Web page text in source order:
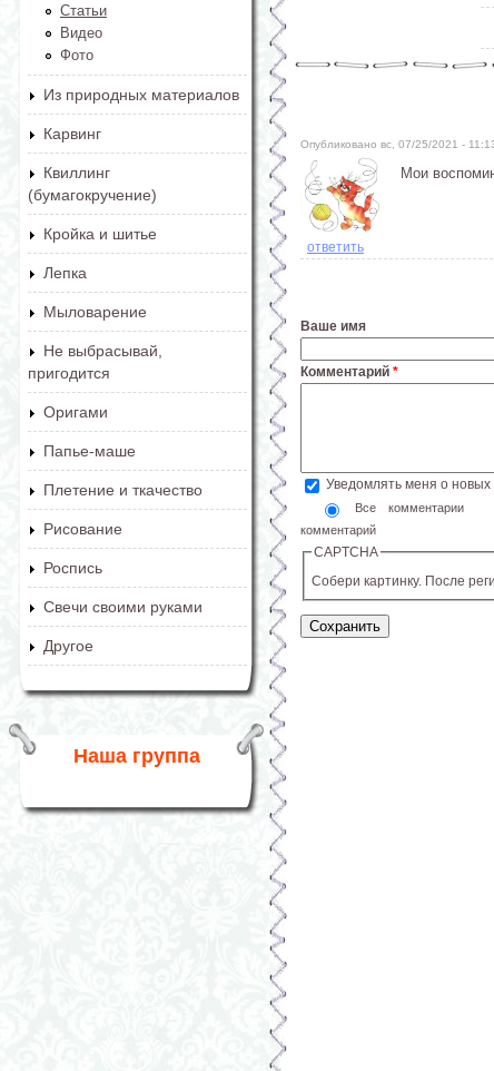
Статьи
Видео
Фото
Из природных материалов
Карвинг
Квиллинг
(бумагокручение)
Кройка и шитье
Лепка
Мыловарение
Не выбрасывай,
пригодится
Оригами
Папье-маше
Плетение и ткачество
Рисование
Роспись
Свечи своими руками
Другое
Наша группа
Опубликовано вс, 07/25/2021 -
Мои
ответить
Ваше имя
Комментарий *
Уведомлять меня о
Все комментарии
комментарий
CAPTCHA
Собери картинку. После